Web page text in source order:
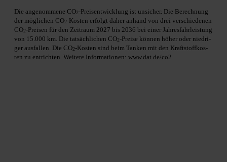
Die ange­nom­me­ne CO2-Preis­ent­wick­lung ist unsi­cher. Die Berech­nung
der mög­li­chen CO2-Kos­ten erfolgt daher anhand von drei ver­schie­de­nen
CO2-Prei­sen für den Zeit­raum 2027 bis 2036 bei einer Jah­res­fahr­leis­tung
von 15.000 km. Die tat­säch­li­chen CO2-Prei­se kön­nen höher oder nied­ri­
ger aus­fal­len. Die CO2-Kos­ten sind beim Tan­ken mit den Kraft­stoff­kos­
ten zu ent­rich­ten. Wei­te­re Infor­ma­tio­nen: www.dat.de/co2